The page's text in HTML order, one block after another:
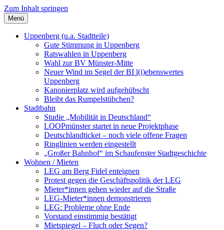
Zum Inhalt springen
Szybalski.de
Infos über und von Werner Szybalski (Münster)
Menü
Uppenberg (u.a. Stadtteile)
Gute Stimmung in Uppenberg
Ratswahlen in Uppenberg
Wahl zur BV Münster-Mitte
Neuer Wind im Segel der BI l(i)ebenswertes
Uppenberg
Kanonierplatz wird aufgehübscht
Bleibt das Rumpelstübchen?
Stadtbahn
Studie „Mobilität in Deutschland“
LOOPmünster startet in neue Projektphase
Deutschlandticket – noch viele offene Fragen
Ringlinien werden eingestellt
„Großer Bahnhof“ im Schaufenster Stadtgeschichte
Wohnen / Mieten
LEG am Berg Fidel enteignen
Protest gegen die Geschäftspolitik der LEG
Mieter*innen gehen wieder auf die Straße
LEG-Mieter*innen demonstrieren
LEG: Probleme ohne Ende
Vorstand einstimmig bestätigt
Mietspiegel – Fluch oder Segen?